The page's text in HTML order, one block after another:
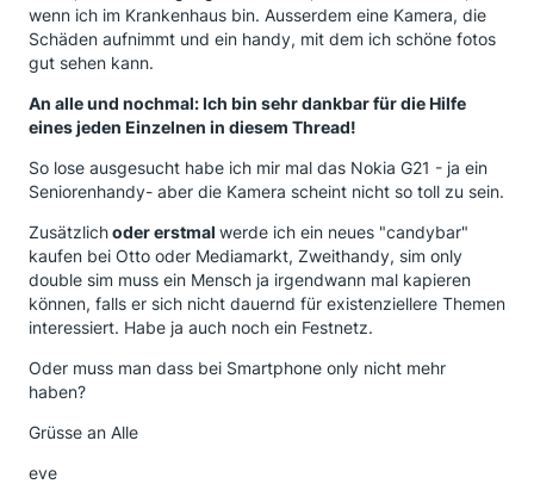
wenn ich im Krankenhaus bin. Ausserdem eine Kamera, die
Schäden aufnimmt und ein handy, mit dem ich schöne fotos
gut sehen kann.
An alle und nochmal: Ich bin sehr dankbar für die Hilfe
eines jeden Einzelnen in diesem Thread!
So lose ausgesucht habe ich mir mal das Nokia G21 - ja ein
Seniorenhandy- aber die Kamera scheint nicht so toll zu sein.
Zusätzlichoder erstmal werde ich ein neues "candybar"
kaufen bei Otto oder Mediamarkt, Zweithandy, sim only
double sim muss ein Mensch ja irgendwann mal kapieren
können, falls er sich nicht dauernd für existenziellere Themen
interessiert. Habe ja auch noch ein Festnetz.
Oder muss man dass bei Smartphone only nicht mehr
haben?
Grüsse an Alle
eve